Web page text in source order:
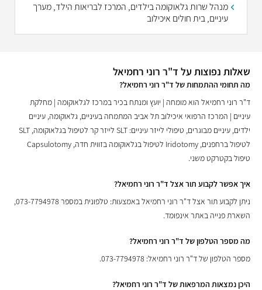
מנהל שרות גלאוקומה בילדים, המרכז לבריאות הילד, מערך
עיניים, בית חולים איכילוב
שאלות נפוצות על ד"ר רוני רחמיאל
מה תחומי ההתמחות של ד"ר רוני רחמיאל?
ד"ר רוני רחמיאל הוא מומחה | יועץ ומנתח בכיר במרכז לגלאוקומה | מחלקת
עיניים | המרכז הרפואי איכילוב תל אביב המתמחה בעיניים, גלאוקומה, עיניים
ילדים, עיניים מבוגרים, טיפולי לייזר עיניים: SLT לייזר קר לטיפול בגלאוקומה, SLT
לטיפול ברחפנים, Iridotomy לטיפול בגלאוקומה בזווית חדה, Capsulotomy
טיפול בקטרקט משני.
איך אפשר לקבוע תור אצל ד"ר רוני רחמיאל?
ניתן לקבוע תור אצל ד"ר רוני רחמיאל באמצעות: טלפונית במספר 073-7794978,
השארת פנייה באתר אינפומד.
מה מספר הטלפון של ד"ר רוני רחמיאל?
מספר הטלפון של ד"ר רוני רחמיאל: 073-7794978.
היכן נמצאות המרפאות של ד"ר רוני רחמיאל?